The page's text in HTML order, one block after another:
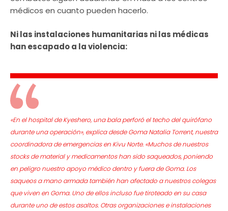
médicos en cuanto pueden hacerlo.
Ni las instalaciones humanitarias ni las médicas
han escapado a la violencia:
«En el hospital de Kyeshero, una bala perforó el techo del quirófano
durante una operación», explica desde Goma Natalia Torrent, nuestra
coordinadora de emergencias en Kivu Norte. «Muchos de nuestros
stocks de material y medicamentos han sido saqueados, poniendo
en peligro nuestro apoyo médico dentro y fuera de Goma. Los
saqueos a mano armada también han afectado a nuestros colegas
que viven en Goma. Uno de ellos incluso fue tiroteado en su casa
durante uno de estos asaltos. Otras organizaciones e instalaciones